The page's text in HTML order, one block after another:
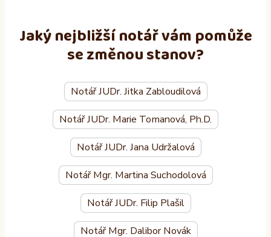
Jaký nejbližší notář vám pomůže
se změnou stanov?
Notář JUDr. Jitka Zabloudilová
Notář JUDr. Marie Tomanová, Ph.D.
Notář JUDr. Jana Udržalová
Notář Mgr. Martina Suchodolová
Notář JUDr. Filip Plašil
Notář Mgr. Dalibor Novák